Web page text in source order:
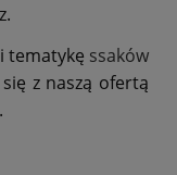
tematykę ssaków
z naszą ofertą
.